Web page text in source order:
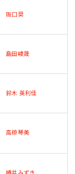
阪口奨
島田崚晟
鈴木 英利佳
高椋琴美